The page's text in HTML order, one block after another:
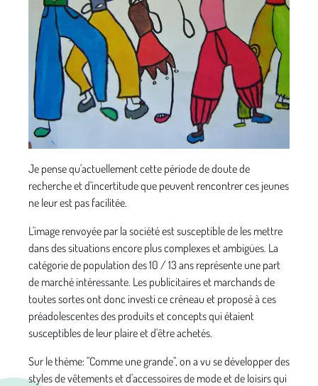
Je pense qu'actuellement cette période de doute de
recherche et d'incertitude que peuvent rencontrer ces jeunes
ne leur est pas facilitée.
L'image renvoyée par la société est susceptible de les mettre
dans des situations encore plus complexes et ambigües. La
catégorie de population des 10 / 13 ans représente une part
de marché intéressante. Les publicitaires et marchands de
toutes sortes ont donc investi ce créneau et proposé à ces
préadolescentes des produits et concepts qui étaient
susceptibles de leur plaire et d'être achetés.
Sur le thème: "Comme une grande", on a vu se développer des
styles de vêtements et d'accessoires de mode et de loisirs qui